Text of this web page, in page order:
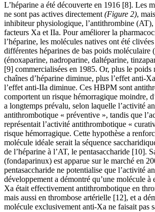
L’héparine a été découverte en 1916 [8]. Les
ne sont pas actives directement (Figure 2),
inhibiteur physiologique, l’antithrombine
facteurs Xa et IIa. Pour améliorer la
l’héparine, les molécules natives ont été
différentes héparines de bas poids
(énoxaparine, nadroparine, daltéparine,
[9] commercialisées en 1985. Or, plus le poids
chaînes d’héparine diminue, plus l’effet anti-
l’effet anti-IIa diminue. Ces HBPM sont
comportent un risque hémorragique moindre,
a longtemps prévalu, selon laquelle l’activité
antithrombotique « préventive », tandis que
représentait l’activité antithrombotique «
risque hémorragique. Cette hypothèse a
molécule idéale serait la séquence
de l’héparine à l’AT, le pentasaccharide [10].
(fondaparinux) est apparue sur le marché en
pentasaccharide ne potentialise que l’activité
développement a démontré qu’une molécule
Xa était effectivement antithrombotique en
mais aussi en thrombose artérielle [12], et a
molécule exclusivement anti-Xa ne faisait pas